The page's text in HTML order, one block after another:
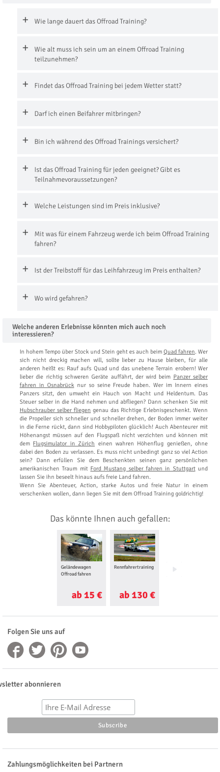
Wie lange dauert das Offroad Training?
Wie alt muss ich sein um an einem Offroad Training
teilzunehmen?
Findet das Offroad Training bei jedem Wetter statt?
Darf ich einen Beifahrer mitbringen?
Bin ich während des Offroad Trainings versichert?
Ist das Offroad Training für jeden geeignet? Gibt es
Teilnahmevoraussetzungen?
Welche Leistungen sind im Preis inklusive?
Mit was für einem Fahrzeug werde ich beim Offroad Training
fahren?
Ist der Treibstoff für das Leihfahrzeug im Preis enthalten?
Wo wird gefahren?
Welche anderen Erlebnisse könnten mich auch noch
interessieren?
In hohem Tempo über Stock und Stein geht es auch beim Quad fahren. Wer
sich nicht dreckig machen will, sollte lieber zu Hause bleiben, für alle
anderen heißt es: Rauf aufs Quad und das unebene Terrain erobern! Wer
lieber die richtig schweren Geräte auffährt, der wird beim Panzer selber
fahren in Osnabrücknur so seine Freude haben. Wer im Innern eines
Panzers sitzt, den umweht ein Hauch von Macht und Heldentum. Das
Steuer selber in die Hand nehmen und abfliegen? Dann schenken Sie mit
Hubschrauber selber fliegen genau das Richtige Erlebnisgeschenkt. Wenn
die Propeller sich schneller und schneller drehen, der Boden immer weiter
in die Ferne rückt, dann sind Hobbypiloten glücklich! Auch Abenteurer mit
Höhenangst müssen auf den Flugspaß nicht verzichten und können mit
dem Flugsimulator in Zürich einen wahren Höhenflug genießen, ohne
dabei den Boden zu verlassen. Es muss nicht unbedingt ganz so viel Action
sein? Dann erfüllen Sie dem Beschenkten seinen ganz persönlichen
amerikanischen Traum mit Ford Mustang selber fahren in Stuttgartund
lassen Sie ihn beseelt hinaus aufs freie Land fahren.
Wenn Sie Abenteuer, Action, starke Autos und freie Natur in einem
verschenken wollen, dann liegen Sie mit dem Offroad Training goldrichtig!
Das könnte Ihnen auch gefallen:
Geländewagen
Offroad fahren
ab 15 €
Rennfahrertraining
ab 130 €
Quad fahren
Folgen Sie uns auf
abonnieren
Zahlungsmöglichkeiten bei Partnern